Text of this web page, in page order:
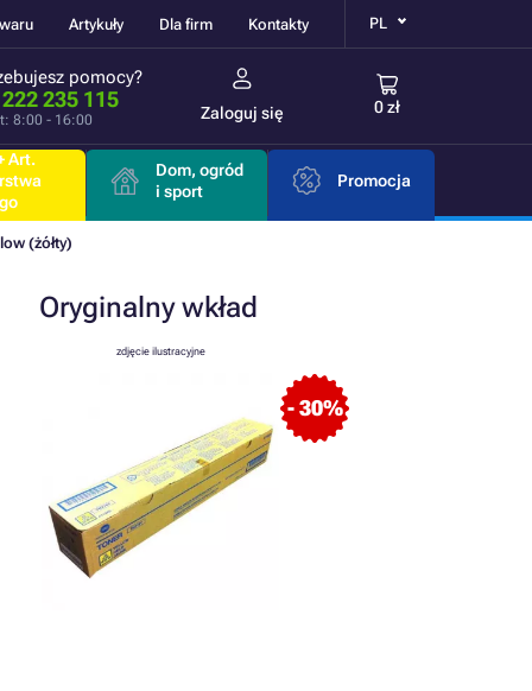
Artykuły Dla firm Kontakty PL
pomocy?
235 115
8:00 - 16:00 Zaloguj się 0 zł
Art.
Dom, ogród
i sport
Promocja
(żółty)
Oryginalnywkład
zdjęcie ilustracyjne
- 30%